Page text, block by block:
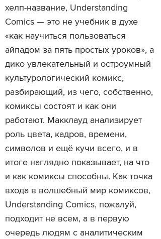
хелп-название, Understanding
Comics — это не учебник в духе
«как научиться пользоваться
айпадом за пять простых уроков», а
дико увлекательный и остроумный
культурологический комикс,
разбирающий, из чего, собственно,
комиксы состоят и как они
работают. Макклауд анализирует
роль цвета, кадров, времени,
символов и ещё кучи всего, и в
итоге наглядно показывает, на что
и как комиксы способны. Как точка
входа в волшебный мир комиксов,
Understanding Comics, пожалуй,
подходит не всем, а в первую
очередь людям с аналитическим